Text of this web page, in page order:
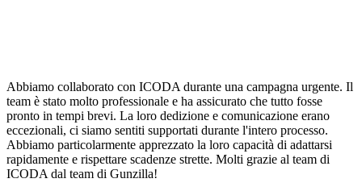
Abbiamo collaborato con ICODA durante una campagna urgente. Il
team è stato molto professionale e ha assicurato che tutto fosse
pronto in tempi brevi. La loro dedizione e comunicazione erano
eccezionali, ci siamo sentiti supportati durante l'intero processo.
Abbiamo particolarmente apprezzato la loro capacità di adattarsi
rapidamente e rispettare scadenze strette. Molti grazie al team di
ICODA dal team di Gunzilla!